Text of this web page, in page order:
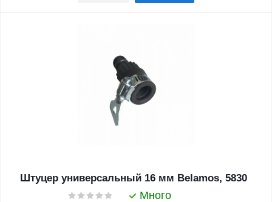
Штуцер универсальный 16 мм Belamos, 5830
Много